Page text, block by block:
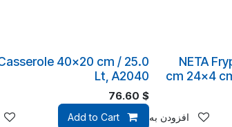
NETA
cm 24x4
افزودن به لیست علاقه‌مندی‌ها
40x20 cm / 25.0
Lt, A2040
$
76.60
Add to Cart